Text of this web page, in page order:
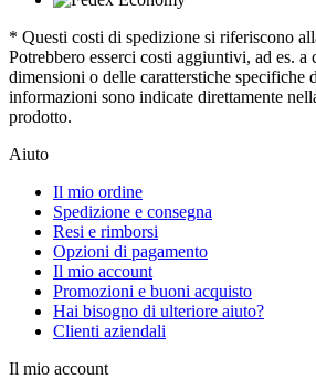
* Questi costi di spedizione si riferiscono
Potrebbero esserci costi aggiuntivi, ad es. a
dimensioni o delle caratterstiche specifiche
informazioni sono indicate direttamente
prodotto.
Aiuto
Il mio ordine
Spedizione e consegna
Resi e rimborsi
Opzioni di pagamento
Il mio account
Promozioni e buoni acquisto
Hai bisogno di ulteriore aiuto?
Clienti aziendali
Il mio account